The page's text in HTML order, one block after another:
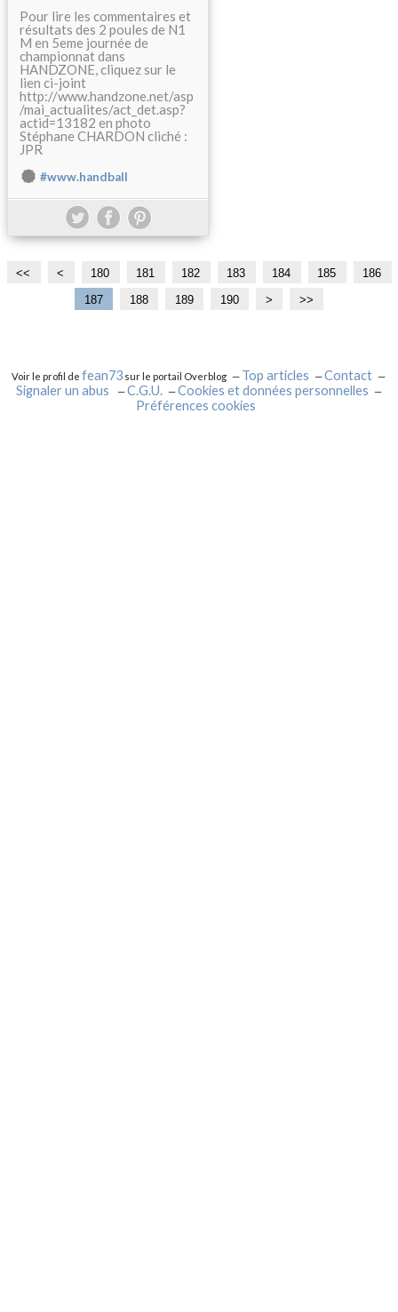
Pour lire les commentaires et
résultats des 2 poules de N1
M en 5eme journée de
championnat dans
HANDZONE, cliquez sur le
lien ci-joint
http://www.handzone.net/asp
/mai_actualites/act_det.asp?
actid=13182 en photo
Stéphane CHARDON cliché :
JPR
#www.handball
<< <
1
0
1
1
1
2
1
3
1
4
1
5
1
6
1
7
180 181 182 183 184 185
186
187
188 189 190
2
> >>
Voir le profil defean73 sur le portail Overblog Top articles
Contact
Signaler un abus
C.G.U.
Cookies et données personnelles
Préférences cookies